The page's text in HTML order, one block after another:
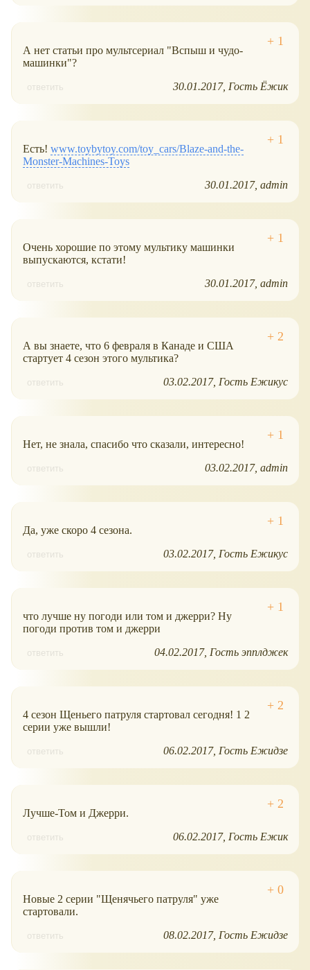
А нет статьи про мультсериал "Вспыш и чудо-
машинки"?
ответить 30.01.2017 Гость Ёжик
Есть! www.toybytoy.com/toy_cars/Blaze-and-the-
Monster-Machines-Toys
ответить 30.01.2017 admin
Очень хорошие по этому мультику машинки
выпускаются, кстати!
ответить 30.01.2017 admin
А вы знаете, что 6 февраля в Канаде и США
стартует 4 сезон этого мультика?
ответить 03.02.2017 Гость Ежикус
Нет, не знала, спасибо что сказали, интересно!
ответить 03.02.2017 admin
Да, уже скоро 4 сезона.
ответить 03.02.2017 Гость Ежикус
что лучше ну погоди или том и джерри? Ну
погоди против том и джерри
ответить 04.02.2017 Гость эпплджек
4 сезон Щеньего патруля стартовал сегодня! 1 2
серии уже вышли!
ответить 06.02.2017 Гость Ежидзе
Лучше-Том и Джерри.
ответить 06.02.2017 Гость Ежик
Новые 2 серии "Щенячьего патруля" уже
стартовали.
ответить 08.02.2017 Гость Ежидзе